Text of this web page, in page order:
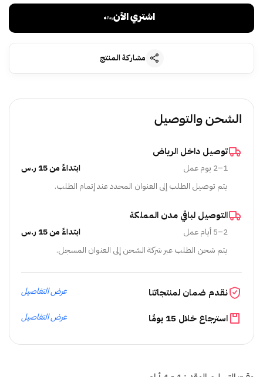
اشتري الآن
مشاركة المنتج
الشحن والتوصيل
توصيل داخل الرياض
1–2 يوم عمل
ابتداءً من 15 ر.س
يتم توصيل الطلب إلى العنوان المحدد عند إتمام الطلب.
التوصيل لباقي مدن المملكة
2–5 أيام عمل
ابتداءً من 15 ر.س
يتم شحن الطلب عبر شركة الشحن إلى العنوان المسجل.
نقدم ضمان لمنتجاتنا عرض التفاصيل
استرجاع خلال 15 يومًا عرض التفاصيل